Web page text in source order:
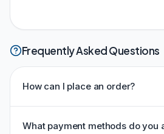
Frequently Asked Questions
How can I place an order?
What payment methods do you